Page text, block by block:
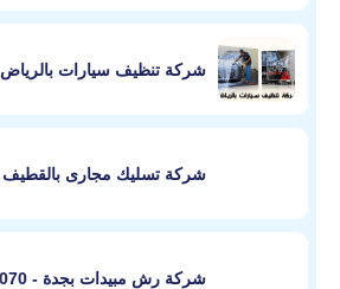
شركة تنظيف سيارات بالرياض
شركة تسليك مجارى بالقطيف
شركة رش مبيدات بجدة - 0502006070